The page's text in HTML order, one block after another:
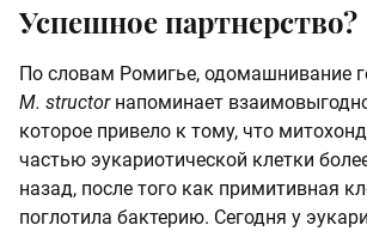
Успешное партнерство?
По словам Ромигье, одомашнивание
M. structor напоминает
которое привело к тому, что
частью эукариотической клетки
назад, после того как примитивная
поглотила бактерию. Сегодня у